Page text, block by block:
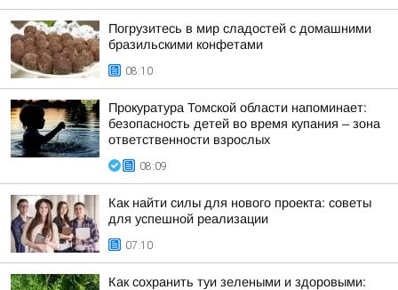
Погрузитесь в мир сладостей с домашними
бразильскими конфетами
08:10
Прокуратура Томской области напоминает:
безопасность детей во время купания – зона
ответственности взрослых
08:09
Как найти силы для нового проекта: советы
для успешной реализации
07:10
Как сохранить туи зелеными и здоровыми: